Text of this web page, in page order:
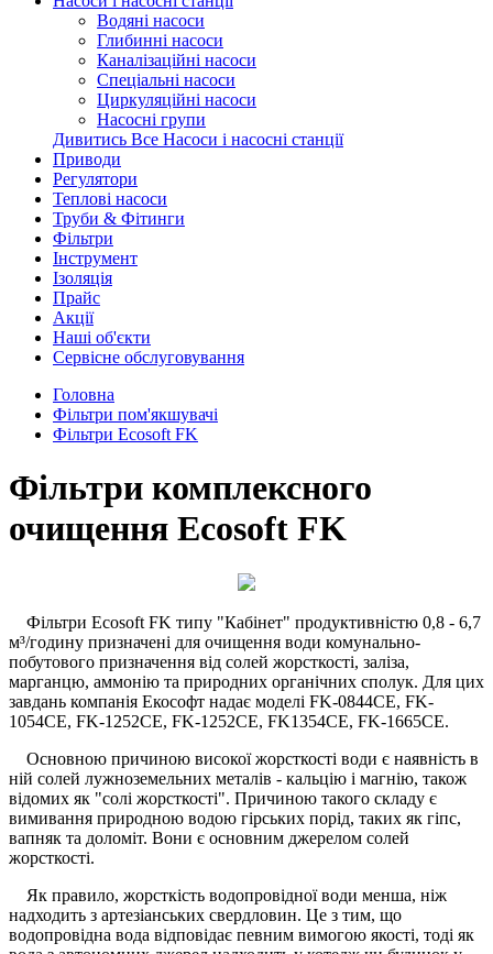
Водяні насоси
Глибинні насоси
Каналізаційні насоси
Спеціальні насоси
Циркуляційні насоси
Насосні групи
Дивитись Все Насоси і насосні станції
Приводи
Регулятори
Теплові насоси
Труби & Фітинги
Фільтри
Інструмент
Ізоляція
Прайс
Акції
Наші об'єкти
Сервісне обслуговування
Головна
Фільтри пом'якшувачі
Фільтри Ecosoft FK
Фільтри комплексного
очищення Ecosoft FK
Фільтри Ecosoft FK типу "Кабінет" продуктивністю 0,8 - 6,7
м³/годину призначені для очищення води комунально-
побутового призначення від солей жорсткості, заліза,
марганцю, аммонію та природних органічних сполук. Для цих
завдань компанія Екософт надає моделі FK-0844CE, FK-
1054CE, FK-1252CE, FK-1252CE, FK1354CE, FK-1665CE.
Основною причиною високої жорсткості води є наявність в
ній солей лужноземельних металів - кальцію і магнію, також
відомих як "солі жорсткості". Причиною такого складу є
вимивання природною водою гірських порід, таких як гіпс,
вапняк та доломіт. Вони є основним джерелом солей
жорсткості.
Як правило, жорсткість водопровідної води менша, ніж
надходить з артезіанських свердловин. Це з тим, що
водопровідна вода відповідає певним вимогою якості, тоді як